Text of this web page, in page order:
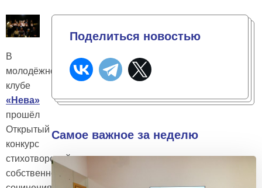
В
молодёжном
клубе
«Нева»
прошёл
Открытый
конкурс
стихотворений
собственного
Поделиться новостью
Самое важное за неделю